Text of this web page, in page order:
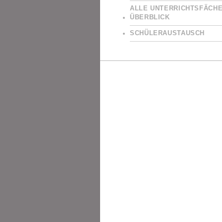
ALLE
ÜBERBLICK
SCHÜLERAUSTAUSCH